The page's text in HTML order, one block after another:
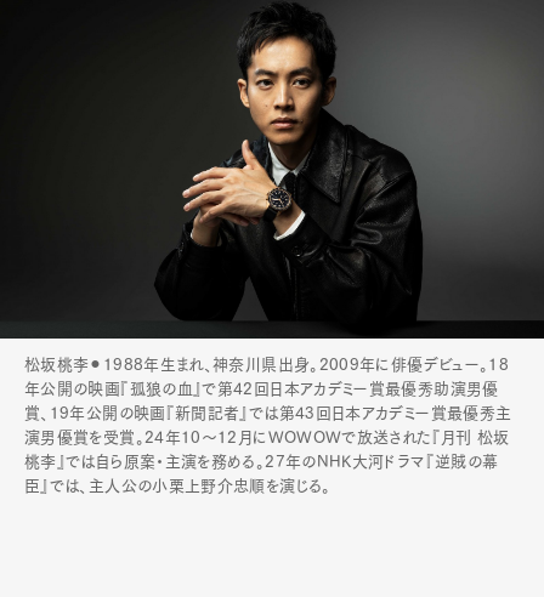
松坂桃李⚫︎1988年生まれ、神奈川県出身。2009年に俳優デビュー。18
年公開の映画『孤狼の血』で第42回日本アカデミー賞最優秀助演男優
賞、19年公開の映画『新聞記者』では第43回日本アカデミー賞最優秀主
演男優賞を受賞。24年10〜12月にWOWOWで放送された『月刊 松坂
桃李』では自ら原案・主演を務める。27年のNHK大河ドラマ『逆賊の幕
臣』では、主人公の小栗上野介忠順を演じる。